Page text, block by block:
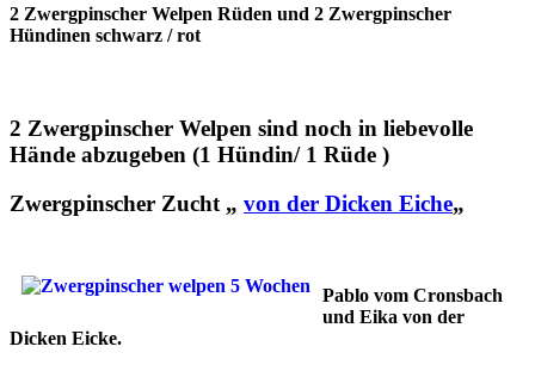
2 Zwergpinscher Welpen Rüden und 2 Zwergpinscher
Hündinen schwarz / rot
2 Zwergpinscher Welpen sind noch in liebevolle
Hände abzugeben (1 Hündin/ 1 Rüde )
Zwergpinscher Zucht „ von der Dicken Eiche„
Pablo vom Cronsbach
und Eika von der
Dicken Eicke.